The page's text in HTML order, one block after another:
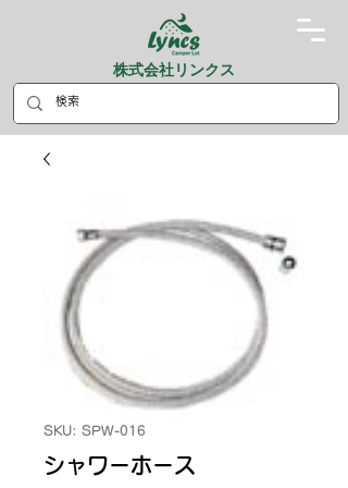
株式会社リンクス
SKU: SPW-016
シャワーホース